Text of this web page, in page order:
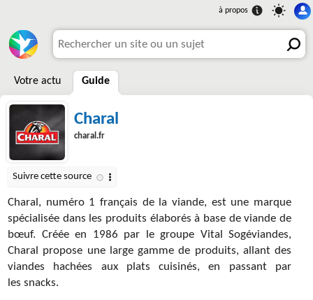
Votre actu Guide
Charal
charal.fr
Charal, numéro 1 français de la viande, est une marque
spécialisée dans les produits élaborés à base de viande de
bœuf. Créée en 1986 par le groupe Vital Sogéviandes,
Charal propose une large gamme de produits, allant des
viandes hachées aux plats cuisinés, en passant par
les snacks.